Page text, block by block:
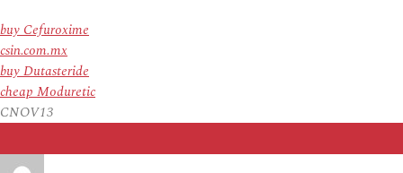
buy Cefuroxime
csin.com.mx
buy Dutasteride
cheap Moduretic
CNOV13